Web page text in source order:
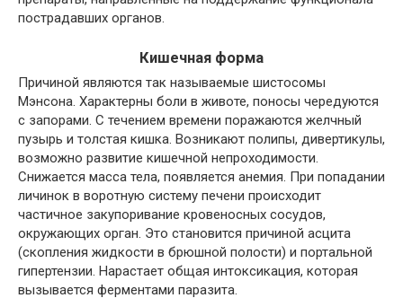
пострадавших органов.
Кишечная форма
Причиной являются так называемые шистосомы
Мэнсона. Характерны боли в животе, поносы чередуются
с запорами. С течением времени поражаются желчный
пузырь и толстая кишка. Возникают полипы, дивертикулы,
возможно развитие кишечной непроходимости.
Снижается масса тела, появляется анемия. При попадании
личинок в воротную систему печени происходит
частичное закупоривание кровеносных сосудов,
окружающих орган. Это становится причиной асцита
(скопления жидкости в брюшной полости) и портальной
гипертензии. Нарастает общая интоксикация, которая
вызывается ферментами паразита.